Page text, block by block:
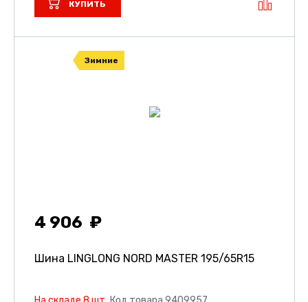
КУПИТЬ
Зимние
4 906
Шина LINGLONG NORD MASTER 195/65R15